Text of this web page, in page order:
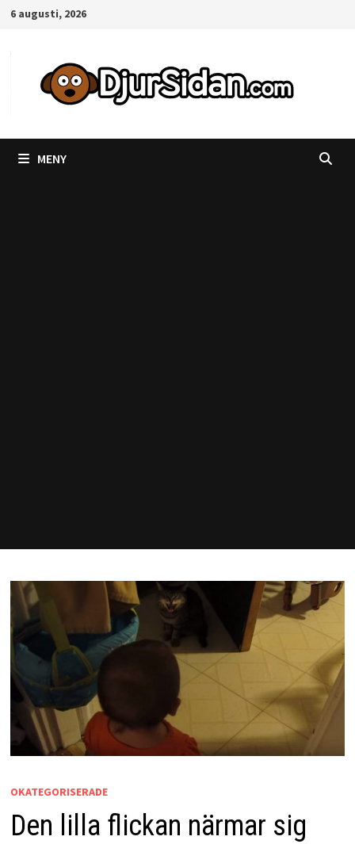
Hoppa
innehåll
6 augusti, 2026
MENY
OKATEGORISERADE
Den lilla flickan närmar sig